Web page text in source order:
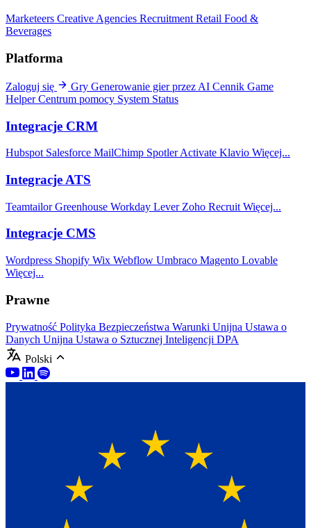
Marketeers Creative Agencies RecruitmentRetail Food &
Beverages
Platforma
Zaloguj się Gry Generowanie gier przez AI Cennik Game
HelperCentrum pomocy System Status
Integracje CRM
Hubspot Salesforce MailChimp Spotler Activate Klavio Więcej...
Integracje ATS
TeamtailorGreenhouse Workday Lever Zoho Recruit Więcej...
Integracje CMS
Wordpress Shopify Wix Webflow Umbraco Magento Lovable
Więcej...
Prawne
Prywatność Polityka Bezpieczeństwa Warunki Unijna Ustawa o
Danych Unijna Ustawa o Sztucznej Inteligencji DPA
Polski